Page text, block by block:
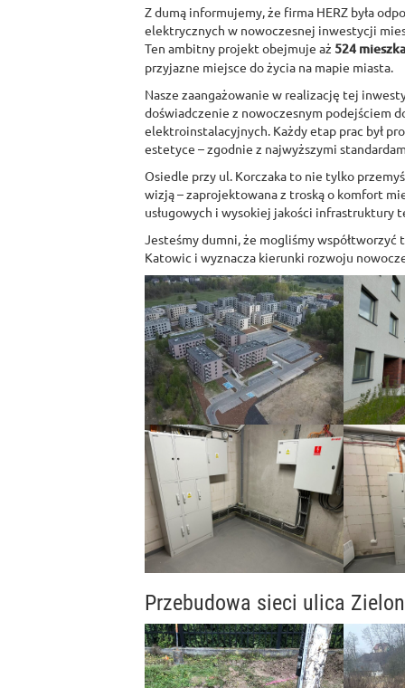
Z dumą informujemy, że firma HERZ była
elektrycznych w nowoczesnej inwestycji
Ten ambitny projekt obejmuje aż 524
przyjazne miejsce do życia na mapie miasta.
Nasze zaangażowanie w realizację tej
doświadczenie z nowoczesnym podejściem
elektroinstalacyjnych. Każdy etap prac był
estetyce – zgodnie z najwyższymi
Osiedle przy ul. Korczaka to nie tylko
wizją – zaprojektowana z troską o komfort
usługowych i wysokiej jakości infrastruktury
Jesteśmy dumni, że mogliśmy
Katowic i wyznacza kierunki rozwoju
Przebudowa sieci ulica